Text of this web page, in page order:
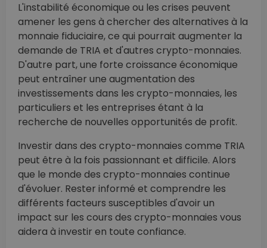
L'instabilité économique ou les crises peuvent
amener les gens à chercher des alternatives à la
monnaie fiduciaire, ce qui pourrait augmenter la
demande de TRIA et d'autres crypto-monnaies.
D'autre part, une forte croissance économique
peut entraîner une augmentation des
investissements dans les crypto-monnaies, les
particuliers et les entreprises étant à la
recherche de nouvelles opportunités de profit.
Investir dans des crypto-monnaies comme TRIA
peut être à la fois passionnant et difficile. Alors
que le monde des crypto-monnaies continue
d'évoluer. Rester informé et comprendre les
différents facteurs susceptibles d'avoir un
impact sur les cours des crypto-monnaies vous
aidera à investir en toute confiance.